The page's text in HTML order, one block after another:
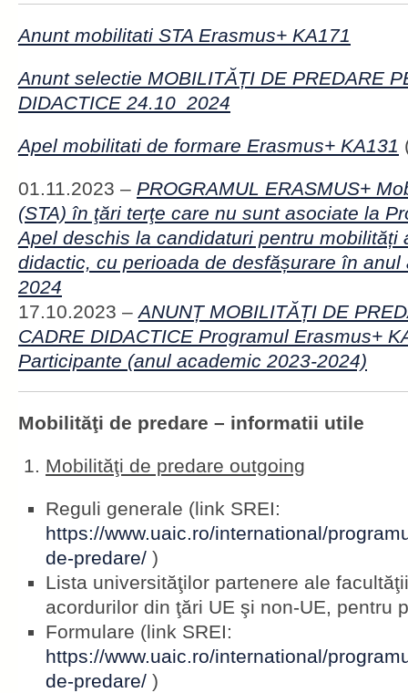
Anunt mobilitati STA Erasmus+ KA171
Anunt selectie MOBILITĂȚI DE PREDARE
DIDACTICE 24.10_2024
Apel mobilitati de formare Erasmus+ KA131
01.11.2023 – PROGRAMUL ERASMUS+
(STA) în ţări terţe care nu sunt asociate la
Apel deschis la candidaturi pentru mobilități
didactic, cu perioada de desfășurare în anul
2024
17.10.2023 –ANUNȚ MOBILITĂȚI DE
CADRE DIDACTICE Programul Erasmus+
Participante (anul academic 2023-2024)
Mobilităţi de predare – informatii utile
Mobilităţi de predare outgoing
Reguli generale (link SREI:
https://www.uaic.ro/international/
de-predare/ )
Lista universităţilor partenere ale
acordurilor din ţări UE şi non-UE, pentru
Formulare (link SREI:
https://www.uaic.ro/international/
de-predare/ )